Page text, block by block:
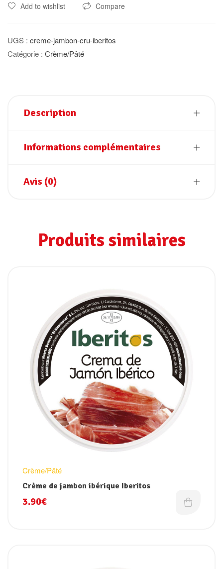
Add to wishlist Compare
UGS : creme-jambon-cru-iberitos
Catégorie : Crème/Pâté
Description
Informations complémentaires
Avis (0)
Produits similaires
Crème/Pâté
Crème de jambon ibérique Iberitos
3.90€